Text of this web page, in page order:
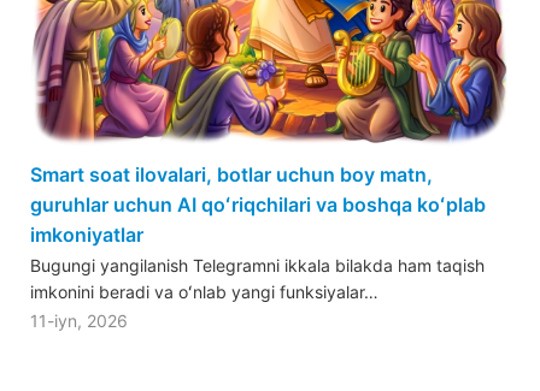
Smart soat ilovalari, botlar uchun boy matn,
guruhlar uchun AI qoʻriqchilari va boshqa koʻplab
imkoniyatlar
Bugungi yangilanish Telegramni ikkala bilakda ham taqish
imkonini beradi va oʻnlab yangi funksiyalar…
11-iyn, 2026